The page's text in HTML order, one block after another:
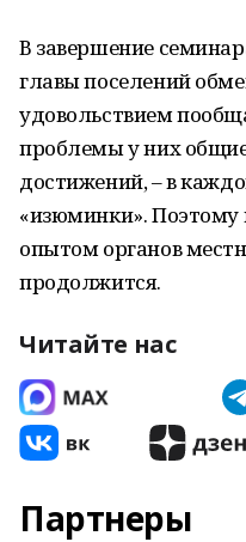
В завершение
главы поселений
удовольствием
проблемы у них
достижений, – в
«изюминки». Поэтому
опытом органов
продолжится.
Читайте нас
Партнеры